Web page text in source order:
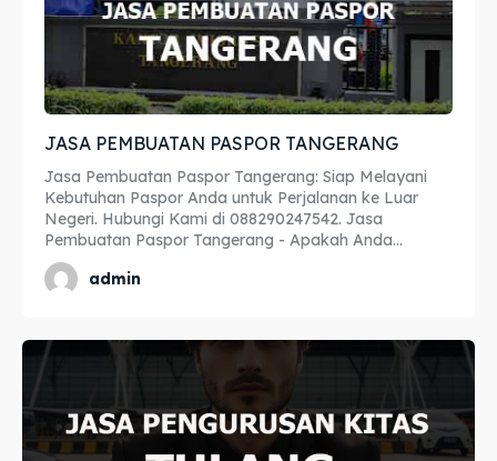
Apostille
Penerjemah
Asuransi
Blog
Apostille
Penerjemah
Asuransi
Blog
JASA PEMBUATAN PASPOR TANGERANG
Jasa Pembuatan Paspor Tangerang: Siap Melayani
Kebutuhan Paspor Anda untuk Perjalanan ke Luar
Negeri. Hubungi Kami di 088290247542. Jasa
Pembuatan Paspor Tangerang - Apakah Anda...
admin